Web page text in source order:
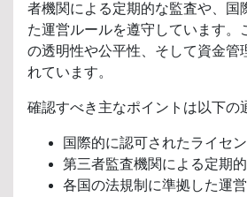
者機関による定期的な監査や、国
た運営ルールを遵守しています。
の透明性や公平性、そして資金管
れています。
確認すべき主なポイントは以下の
国際的に認可されたライセ
第三者監査機関による定期
各国の法規制に準拠した運営